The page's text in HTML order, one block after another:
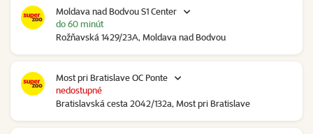
Moldava nad Bodvou S1 Center
Rožňavská 1429/23A, Moldava nad Bodvou
do 60 minút
Most pri Bratislave OC Ponte
Bratislavská cesta 2042/132a, Most pri Bratislave
nedostupné